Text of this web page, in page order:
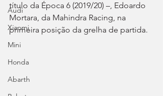
Audi
Xiaomi
Mini
Honda
Abarth
título da Época 6 (2019/20) –, Edoardo
Mortara, da Mahindra Racing, na
primeira posição da grelha de partida.